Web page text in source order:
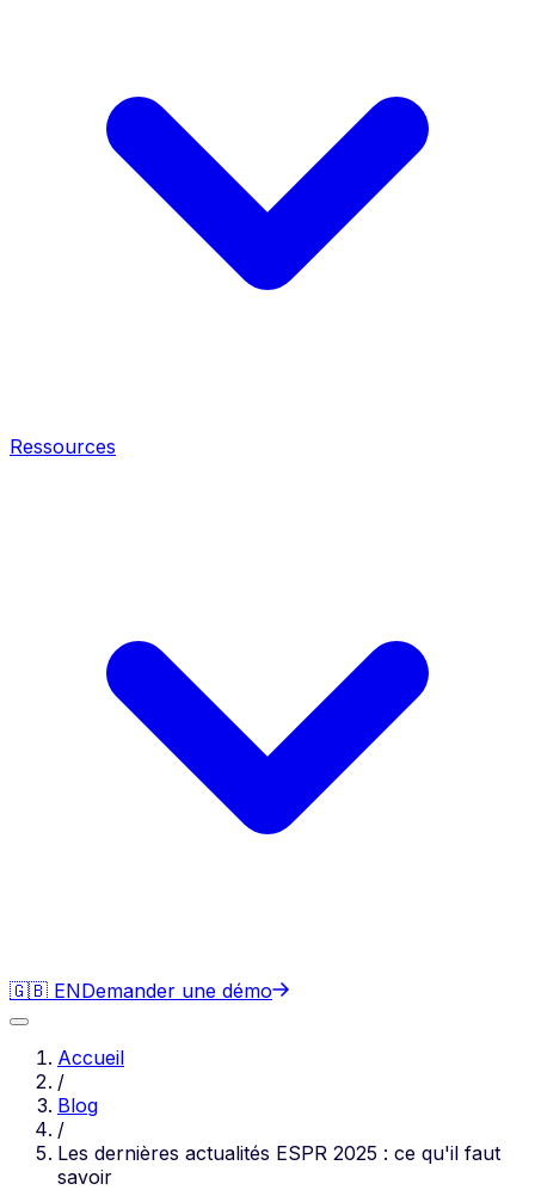
Ressources
🇬🇧 ENDemander une démo
Accueil
/
Blog
/
Les dernières actualités ESPR 2025 : ce qu'il faut
savoir